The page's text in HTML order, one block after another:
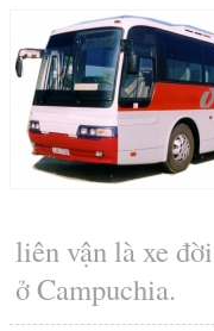
liên vận là xe
ở Campuchia.